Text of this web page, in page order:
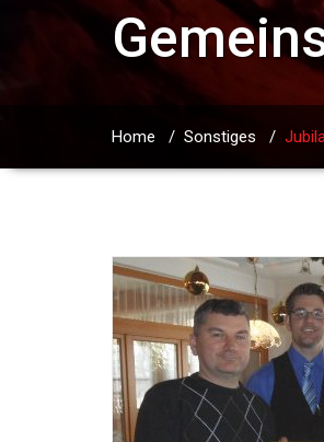
Home / Sonstiges /